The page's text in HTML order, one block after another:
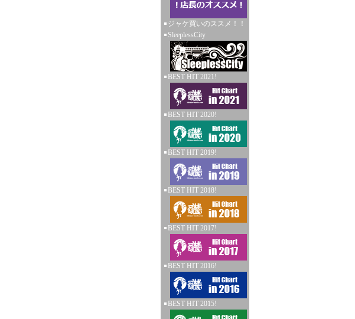
ジャケ買いのススメ！！
SleeplessCity
BEST HIT 2021!
BEST HIT 2020!
BEST HIT 2019!
BEST HIT 2018!
BEST HIT 2017!
BEST HIT 2016!
BEST HIT 2015!